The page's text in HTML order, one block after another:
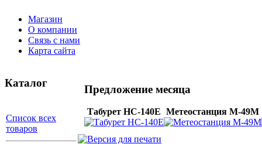
Магазин
О компании
Связь с нами
Карта сайта
Каталог
Список всех
товаров
Предложение месяца
Табурет НС-140Е Метеостанция М-49М